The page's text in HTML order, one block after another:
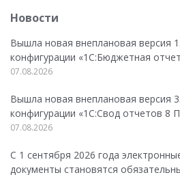
Новости
Вышла новая внеплановая версия
конфигурации «1C:Бюджетная
07.08.2026
Вышла новая внеплановая версия
конфигурации «1C:Свод отчетов 8
07.08.2026
С 1 сентября 2026 года
документы становятся